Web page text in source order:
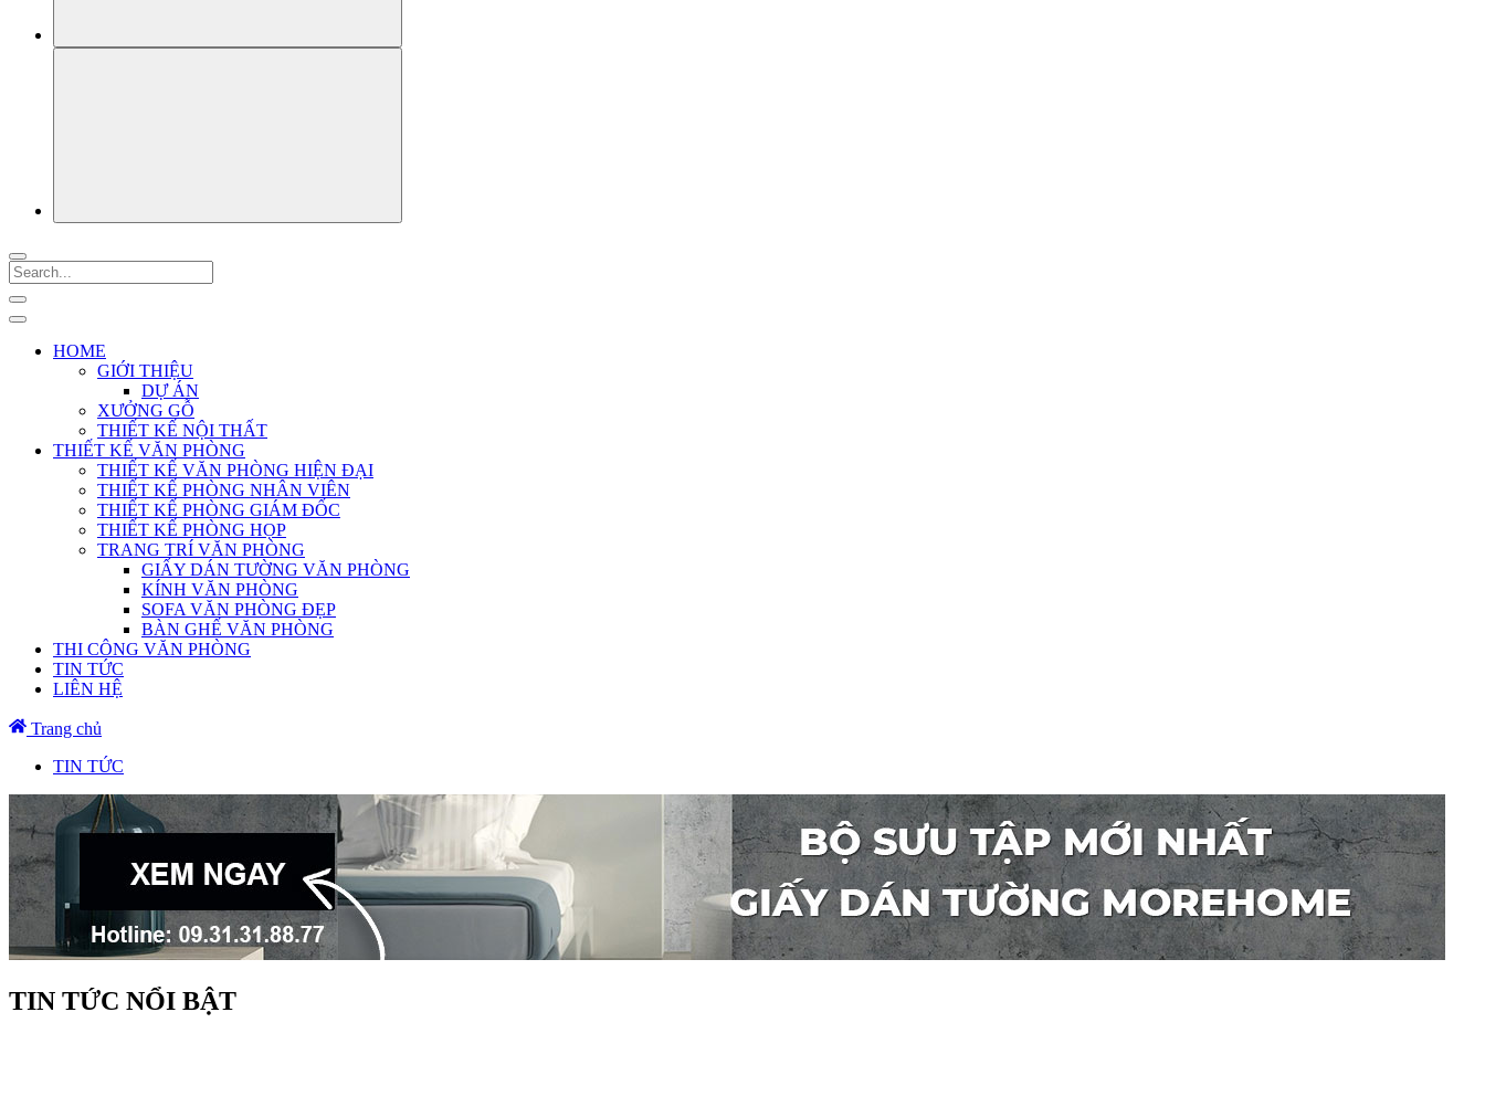
HOME
GIỚI THIỆU
DỰ ÁN
XƯỞNG GỖ
THIẾT KẾ NỘI THẤT
THIẾT KẾ VĂN PHÒNG
THIẾT KẾ VĂN PHÒNG HIỆN ĐẠI
THIẾT KẾ PHÒNG NHÂN VIÊN
THIẾT KẾ PHÒNG GIÁM ĐỐC
THIẾT KẾ PHÒNG HỌP
TRANG TRÍ VĂN PHÒNG
GIẤY DÁN TƯỜNG VĂN PHÒNG
KÍNH VĂN PHÒNG
SOFA VĂN PHÒNG ĐẸP
BÀN GHẾ VĂN PHÒNG
THI CÔNG VĂN PHÒNG
TIN TỨC
LIÊN HỆ
Trang chủ
TIN TỨC
TIN TỨC NỔI BẬT